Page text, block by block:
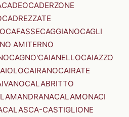
CADEOCADERZONE
CADREZZATE
CAFASSECAGGIANOCAGLI
AMITERNO
CAGNO'CAIANELLOCAIAZZO
CAIRANOCAIRATE
CALABRITTO
CALAMONACI
CALASCA-CASTIGLIONE